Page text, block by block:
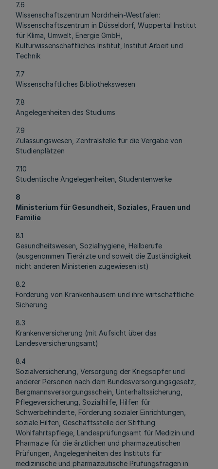
7.6
Wissenschaftszentrum Nordrhein-Westfalen:
Wissenschaftszentrum in Düsseldorf, Wuppertal Institut
für Klima, Umwelt, Energie GmbH,
Kulturwissenschaftliches Institut, Institut Arbeit und
Technik
7.7
Wissenschaftliches Bibliothekswesen
7.8
Angelegenheiten des Studiums
7.9
Zulassungswesen, Zentralstelle für die Vergabe von
Studienplätzen
7.10
Studentische Angelegenheiten, Studentenwerke
8
Ministerium für Gesundheit, Soziales, Frauen und
Familie
8.1
Gesundheitswesen, Sozialhygiene, Heilberufe
(ausgenommen Tierärzte und soweit die Zuständigkeit
nicht anderen Ministerien zugewiesen ist)
8.2
Förderung von Krankenhäusern und ihre wirtschaftliche
Sicherung
8.3
Krankenversicherung (mit Aufsicht über das
Landesversicherungsamt)
8.4
Sozialversicherung, Versorgung der Kriegsopfer und
anderer Personen nach dem Bundesversorgungsgesetz,
Bergmannsversorgungsschein, Unterhaltssicherung,
Pflegeversicherung, Sozialhilfe, Hilfen für
Schwerbehinderte, Förderung sozialer Einrichtungen,
soziale Hilfen, Geschäftsstelle der Stiftung
Wohlfahrtspflege, Landesprüfungsamt für Medizin und
Pharmazie für die ärztlichen und pharmazeutischen
Prüfungen, Angelegenheiten des Instituts für
medizinische und pharmazeutische Prüfungsfragen in